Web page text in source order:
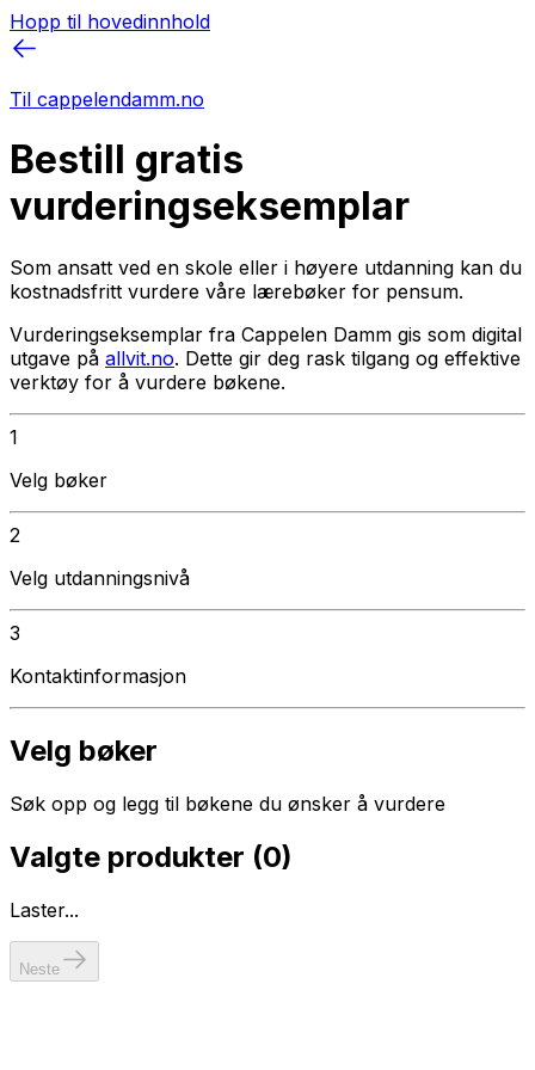
Hopp til hovedinnhold
Til cappelendamm.no
Bestill gratis
vurderingseksemplar
Som ansatt ved en skole eller i høyere utdanning kan du
kostnadsfritt vurdere våre lærebøker for pensum.
Vurderingseksemplar fra Cappelen Damm gis som digital
utgave på allvit.no. Dette gir deg rask tilgang og effektive
verktøy for å vurdere bøkene.
1
Velg bøker
2
Velg utdanningsnivå
3
Kontaktinformasjon
Velg bøker
Søk opp og legg til bøkene du ønsker å vurdere
Valgte produkter (0)
Laster...
Neste